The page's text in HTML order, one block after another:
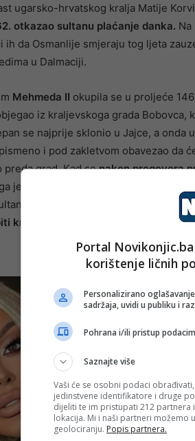
ugarsko-hrvatskog kralja Matije
otkazao sultanu plaćanje danka.
da Osmanlije smjeraju tog ljeta
u Dalmaciji.
Mehmeda II okupila se u proljeće
iz kraljevskoga grada Bobovca,
se najprije sklonio u Jajce, a onda
i pod zakletvom obavezao da
preda grad. Kad senakon pregovora
je natjerao da potpiše naredbu svim
Mehmedovu zakletvu proglasio
kralja , njegovog strica Radivoja i
Portal
korištenje ličnih
Personalizirano
sadržaja, uvidi u publiku i
Pohrana i/ili pristup
Saznajte više
Vaši će se osobni podaci
jedinstvene identifikatore i druge
dijeliti te im pristupati 212
lokacija. Mi i naši partneri
geolociranju. Popis partnera.